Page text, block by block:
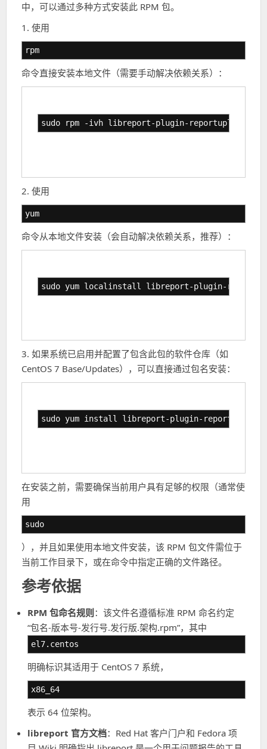
中，可以通过多种方式安装此 RPM 包。
1. 使用
rpm
命令直接安装本地文件（需要手动解决依赖关系）：
sudo rpm -ivh libreport-plugin-reportuploader-
2. 使用
yum
命令从本地文件安装（会自动解决依赖关系，推荐）：
sudo yum localinstall libreport-plugin-
3. 如果系统已启用并配置了包含此包的软件仓库（如
CentOS 7 Base/Updates），可以直接通过包名安装：
sudo yum install libreport-plugin-
在安装之前，需要确保当前用户具有足够的权限（通常使
用
sudo
），并且如果使用本地文件安装，该 RPM 包文件需位于
当前工作目录下，或在命令中指定正确的文件路径。
参考依据
RPM 包命名规则：该文件名遵循标准 RPM 命名约定
“包名-版本号-发行号.发行版.架构.rpm”，其中
el7.centos
明确标识其适用于 CentOS 7 系统，
x86_64
表示 64 位架构。
libreport 官方文档：Red Hat 客户门户和 Fedora 项